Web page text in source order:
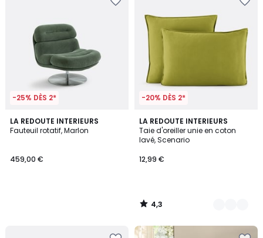
-25% DÈS 2*
LA REDOUTE INTERIEURS
Fauteuil rotatif, Marlon
459,00 €
-20% DÈS 2*
LA REDOUTE INTERIEURS
Taie d'oreiller unie en coton
lavé, Scenario
12,99 €
4,3
/ 5
19
Couleurs
4,3
/